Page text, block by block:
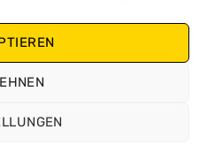
die Oberfläche
und streifenfrei ist.
auftragen, um den Anti-